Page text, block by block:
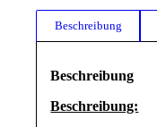
Beschreibung
Beschreibung
Beschreibung: